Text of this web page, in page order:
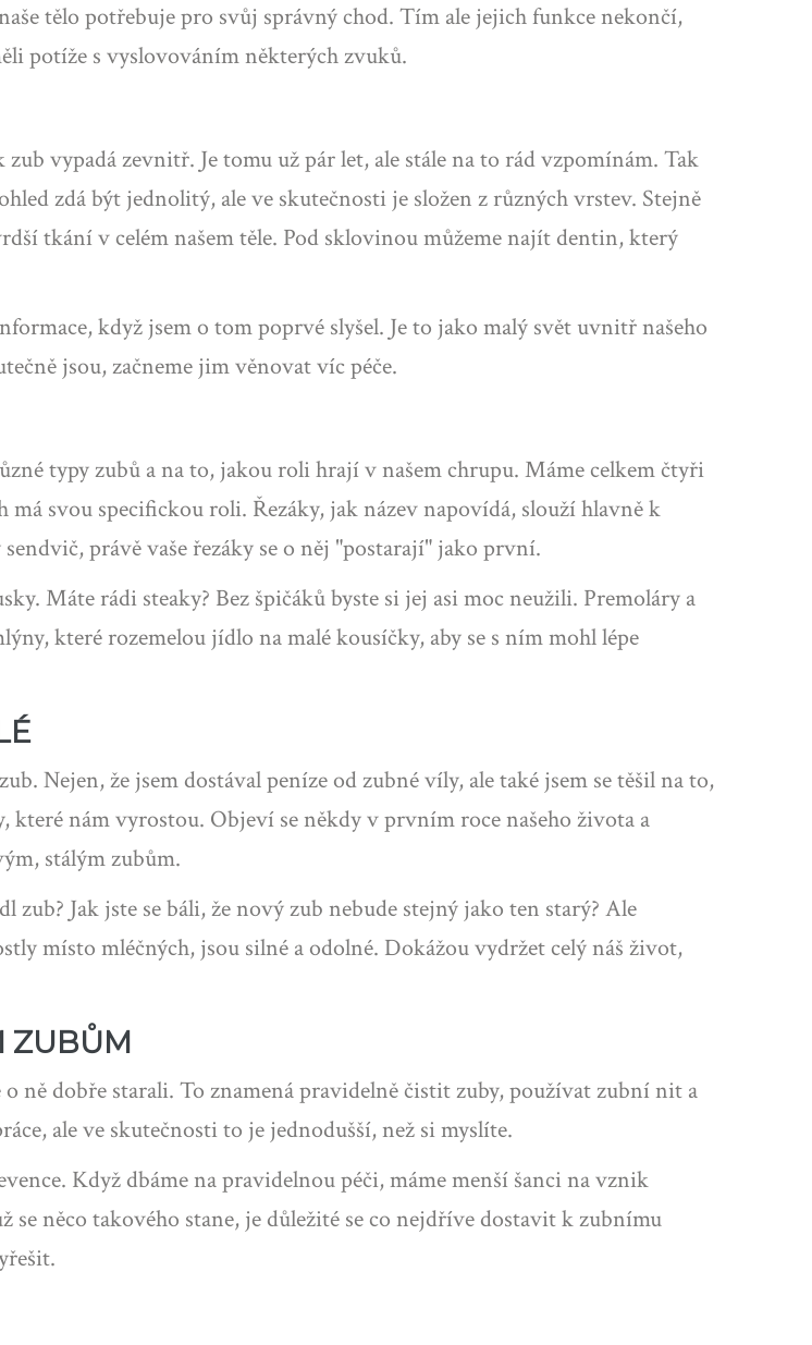
tělo potřebuje pro svůj správný chod. Tím ale jejich funkce nekončí,
potíže s vyslovováním některých zvuků.
vypadá zevnitř. Je tomu už pár let, ale stále na to rád vzpomínám. Tak
zdá být jednolitý, ale ve skutečnosti je složen z různých vrstev. Stejně
tkání v celém našem těle. Pod sklovinou můžeme najít dentin, který
když jsem o tom poprvé slyšel. Je to jako malý svět uvnitř našeho
jsou, začneme jim věnovat víc péče.
typy zubů a na to, jakou roli hrají v našem chrupu. Máme celkem čtyři
svou specifickou roli. Řezáky, jak název napovídá, slouží hlavně k
právě vaše řezáky se o něj "postarají" jako první.
Máte rádi steaky? Bez špičáků byste si jej asi moc neužili. Premoláry a
které rozemelou jídlo na malé kousíčky, aby se s ním mohl lépe
Nejen, že jsem dostával peníze od zubné víly, ale také jsem se těšil na to,
nám vyrostou. Objeví se někdy v prvním roce našeho života a
stálým zubům.
Jak jste se báli, že nový zub nebude stejný jako ten starý? Ale
místo mléčných, jsou silné a odolné. Dokážou vydržet celý náš život,
ZUBŮM
ně dobře starali. To znamená pravidelně čistit zuby, používat zubní nit a
ale ve skutečnosti to je jednodušší, než si myslíte.
Když dbáme na pravidelnou péči, máme menší šanci na vznik
něco takového stane, je důležité se co nejdříve dostavit k zubnímu